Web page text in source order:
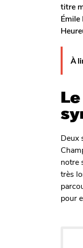
titre
Émile
À
Deux
notre
très
pour